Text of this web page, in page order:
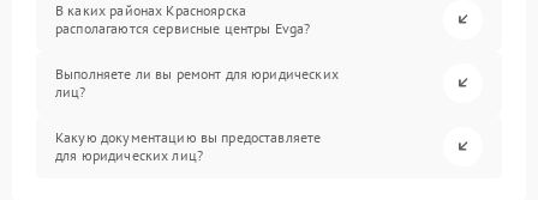
В каких районах Красноярска
располагаются сервисные центры Evga?
Выполняете ли вы ремонт для юридических
лиц?
Какую документацию вы предоставляете
для юридических лиц?